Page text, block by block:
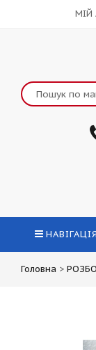
МІЙ
НАВІГАЦІЯ
Головна >